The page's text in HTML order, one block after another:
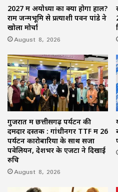
2027 में अयोध्या का क्या होगा हाल?
राम जन्मभूमि से प्रत्याशी पवन पांडे ने
खोला मोर्चा
August 8, 2026
गुजरात में छत्तीसगढ़ पर्यटन की
दमदार दस्तक : गांधीनगर TTF में 26
पर्यटन कारोबारियों के साथ सजा
पवेलियन, देशभर के एजेंटों ने दिखाई
रुचि
August 8, 2026